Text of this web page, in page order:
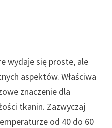
wydaje się proste, ale
aspektów. Właściwa
znaczenie dla
tkanin. Zazwyczaj
od 40 do 60